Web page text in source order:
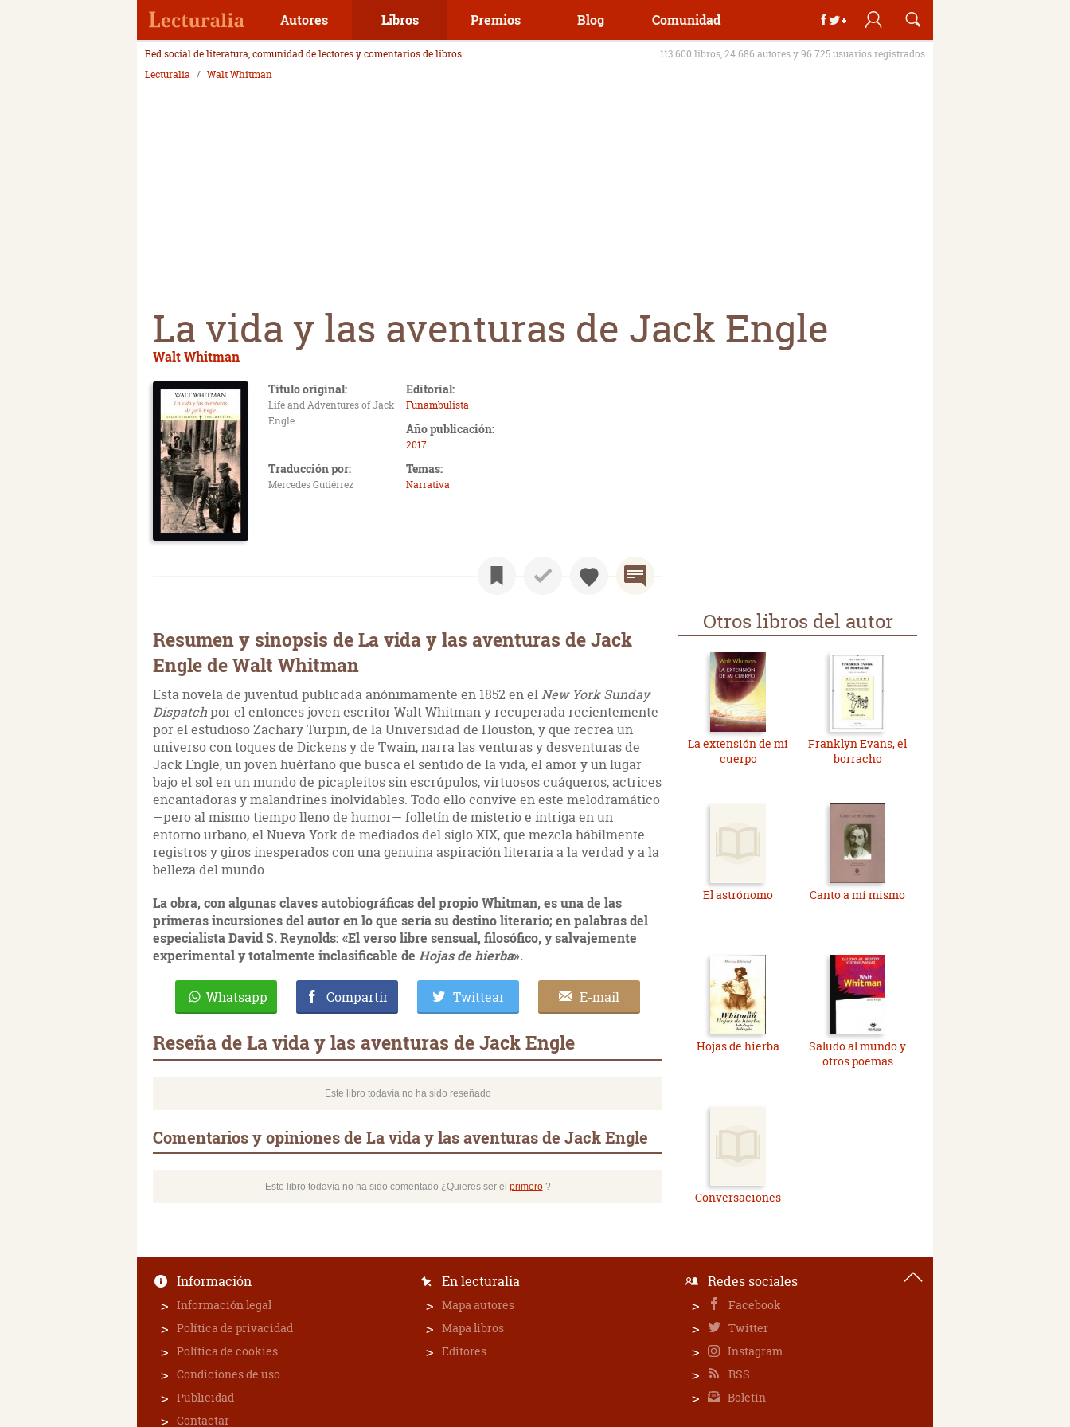
Autores Libros Premios Blog Comunidad
Red social de literatura, comunidad de lectores y comentarios de libros
113.600 libros, 24.686 autores y 96.725 usuarios registrados
Lecturalia
Walt Whitman
La vida y las aventuras de Jack Engle
Walt Whitman
Título original:
Life and Adventures of Jack
Engle
Editorial:
Funambulista
Año publicación:
2017
Traducción por:
Mercedes Gutiérrez
Temas:
Narrativa
Resumen y sinopsis de La vida y las aventuras de Jack
Engle de Walt Whitman
Esta novela de juventud publicada anónimamente en 1852 en elNew York Sunday
Dispatchpor el entonces joven escritor Walt Whitman y recuperada recientemente
por el estudioso Zachary Turpin, de la Universidad de Houston, y que recrea un
universo con toques de Dickens y de Twain, narra las venturas y desventuras de
Jack Engle, un joven huérfano que busca el sentido de la vida, el amor y un lugar
bajo el sol en un mundo de picapleitos sin escrúpulos, virtuosos cuáqueros, actrices
encantadoras y malandrines inolvidables. Todo ello convive en este melodramático
—pero al mismo tiempo lleno de humor— folletín de misterio e intriga en un
entorno urbano, el Nueva York de mediados del siglo XIX, que mezcla hábilmente
registros y giros inesperados con una genuina aspiración literaria a la verdad y a la
belleza del mundo.
La obra, con algunas claves autobiográficas del propio Whitman, es una de las
primeras incursiones del autor en lo que sería su destino literario; en palabras del
especialista David S. Reynolds: «El verso libre sensual, filosófico, y salvajemente
experimental y totalmente inclasificable de Hojas de hierba».
Whatsapp Compartir Twittear E-mail
Reseña de La vida y las aventuras de Jack Engle
Este libro todavía no ha sido reseñado
Comentarios y opiniones de La vida y las aventuras de Jack Engle
Este libro todavía no ha sido comentado ¿Quieres ser el primero?
Otros libros del autor
La extensión de mi
cuerpo
Franklyn Evans, el
borracho
El astrónomo Canto a mí mismo
Hojas de hierba
Saludo al mundo y
otros poemas
Conversaciones
Información
Información legal
Política de privacidad
Política de cookies
Condiciones de uso
Publicidad
Contactar
En lecturalia
Mapa autores
Mapa libros
Editores
Redes sociales
Facebook
Twitter
Instagram
RSS
Boletín